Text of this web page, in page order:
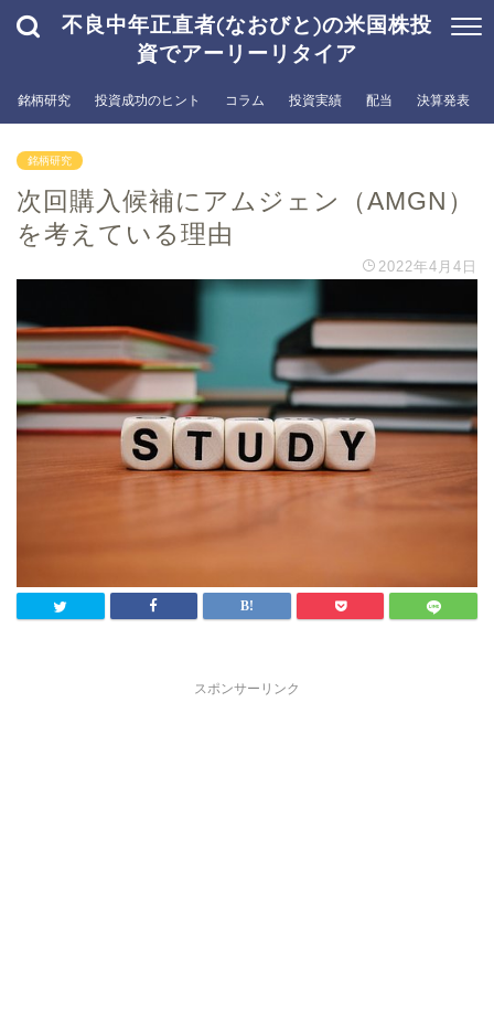
不良中年正直者(なおびと)の米国株投
資でアーリーリタイア
銘柄研究 投資成功のヒント コラム 投資実績 配当 決算発表
銘柄研究
次回購入候補にアムジェン（AMGN）
を考えている理由
2022年4月4日
スポンサーリンク